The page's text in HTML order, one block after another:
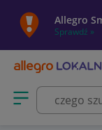
Allegro
Sprawdź »
Otwórz menu z